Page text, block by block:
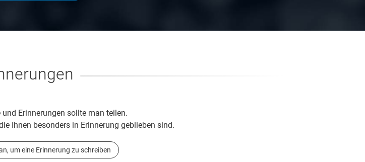
und Erinnerungen sollte man teilen.
Ihnen besonders in Erinnerung geblieben sind.
um eine Erinnerung zu schreiben